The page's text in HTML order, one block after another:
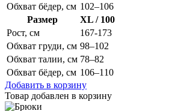
Обхват бёдер, см 102–106
Размер
XL / 100
Рост, см
167-173
Обхват груди, см 98–102
Обхват талии, см 78–82
Обхват бёдер, см 106–110
Добавить в корзину
Товар добавлен в корзину